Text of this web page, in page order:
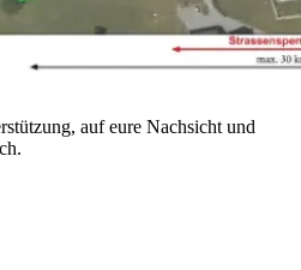
auf eure Nachsicht und